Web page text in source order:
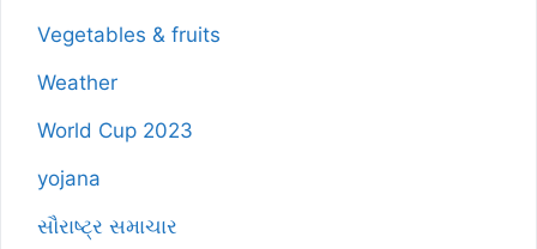
Vegetables & fruits
Weather
World Cup 2023
yojana
સૌરાષ્ટ્ર સમાચાર